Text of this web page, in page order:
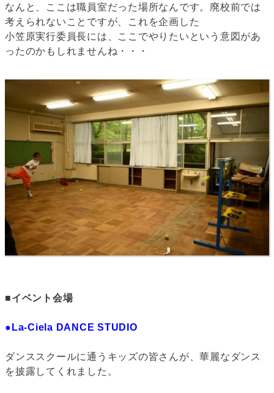
なんと、ここは職員室だった場所なんです。廃校前では
考えられないことですが、これを企画した
小笠原実行委員長には、ここでやりたいという意図があ
ったのかもしれませんね・・・
■イベント会場
●La-Ciela DANCE STUDIO
ダンススクールに通うキッズの皆さんが、華麗なダンス
を披露してくれました。